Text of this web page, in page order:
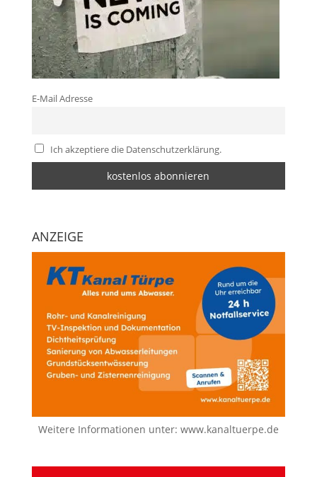
E-Mail Adresse
Ich akzeptiere die Datenschutzerklärung.
ANZEIGE
Weitere Informationen unter: www.kanaltuerpe.de